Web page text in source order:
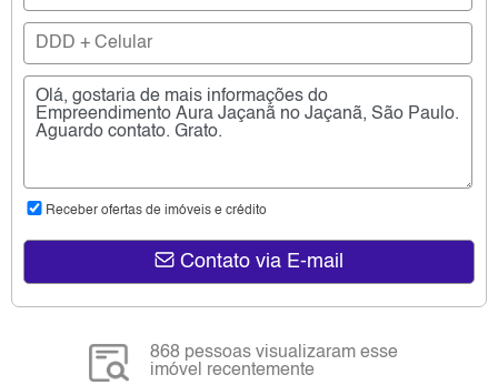
Receber ofertas de imóveis e crédito
Contato via E-mail
868 pessoas visualizaram esse
imóvel recentemente